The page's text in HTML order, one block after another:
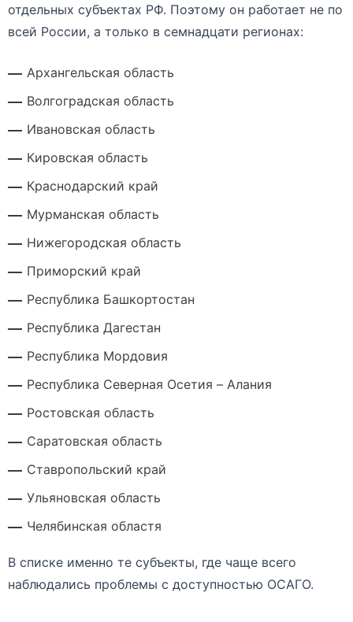
отдельных субъектах РФ. Поэтому он работает не по
всей России, а только в семнадцати регионах:
Архангельская область
Волгоградская область
Ивановская область
Кировская область
Краснодарский край
Мурманская область
Нижегородская область
Приморский край
Республика Башкортостан
Республика Дагестан
Республика Мордовия
Республика Северная Осетия – Алания
Ростовская область
Саратовская область
Ставропольский край
Ульяновская область
Челябинская областя
В списке именно те субъекты, где чаще всего
наблюдались проблемы с доступностью ОСАГО.